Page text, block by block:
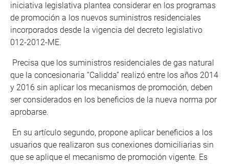
iniciativa legislativa plantea considerar en los programas
de promoción a los nuevos suministros residenciales
incorporados desde la vigencia del decreto legislativo
012-2012-ME.
Precisa que los suministros residenciales de gas natural
que la concesionaria “Calidda” realizó entre los años 2014
y 2016 sin aplicar los mecanismos de promoción, deben
ser considerados en los beneficios de la nueva norma por
aprobarse.
En su artículo segundo, propone aplicar beneficios a los
usuarios que realizaron sus conexiones domiciliarias sin
que se aplique el mecanismo de promoción vigente. Es